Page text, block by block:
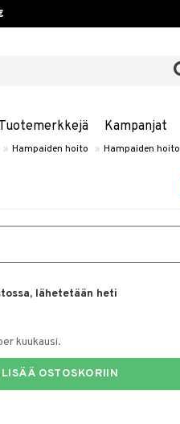
Tuotemerkkejä Kampanjat
» Hampaiden hoito » Hampaiden hoito
lähetetään heti
kuukausi.
LISÄÄ OSTOSKORIIN